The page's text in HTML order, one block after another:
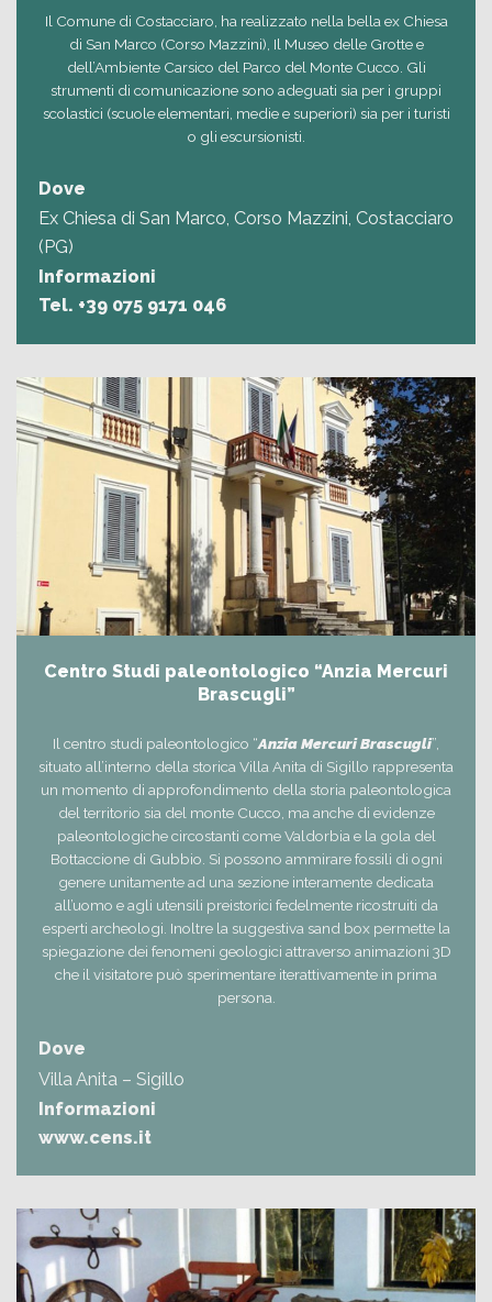
Il Comune di Costacciaro, ha realizzato nella bella ex Chiesa
di San Marco (Corso Mazzini), Il Museo delle Grotte e
dell’Ambiente Carsico del Parco del Monte Cucco. Gli
strumenti di comunicazione sono adeguati sia per i gruppi
scolastici (scuole elementari, medie e superiori) sia per i turisti
o gli escursionisti.
Dove
Ex Chiesa di San Marco, Corso Mazzini, Costacciaro
(PG)
Informazioni
Tel. +39 075 9171 046
Centro Studi paleontologico “Anzia Mercuri
Brascugli”
Il centro studi paleontologico “Anzia Mercuri Brascugli”,
situato all’interno della storica Villa Anita di Sigillo rappresenta
un momento di approfondimento della storia paleontologica
del territorio sia del monte Cucco, ma anche di evidenze
paleontologiche circostanti come Valdorbia e la gola del
Bottaccione di Gubbio. Si possono ammirare fossili di ogni
genere unitamente ad una sezione interamente dedicata
all’uomo e agli utensili preistorici fedelmente ricostruiti da
esperti archeologi. Inoltre la suggestiva sand box permette la
spiegazione dei fenomeni geologici attraverso animazioni 3D
che il visitatore può sperimentare iterattivamente in prima
persona.
Dove
Villa Anita – Sigillo
Informazioni
www.cens.it